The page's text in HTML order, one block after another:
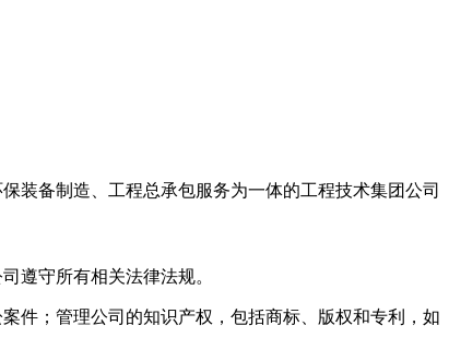
装备制造、工程总承包服务为一体的工程技术集团公司
遵守所有相关法律法规。
件；管理公司的知识产权，包括商标、版权和专利，如